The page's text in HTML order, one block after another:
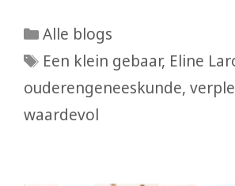
Categorieën
Alle blogs
Tags
Een klein gebaar, Eline
ouderengeneeskunde,
waardevol